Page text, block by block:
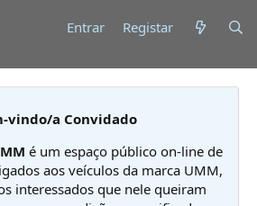
Entrar Registar
vindo/a Convidado
é um espaço público on-line de
aos veículos da marca UMM,
interessados que nele queiram